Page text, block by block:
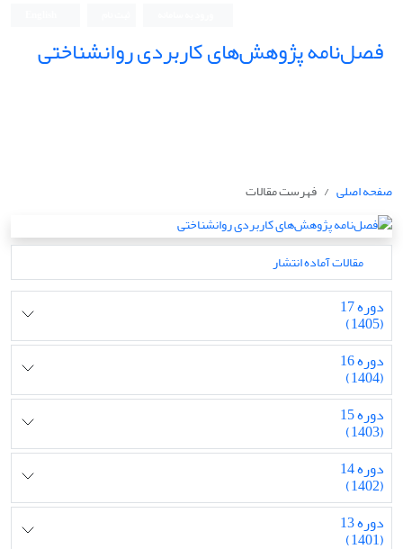
فصل‌نامه پژوهش‌های کاربردی روانشناختی
صفحه اصلی فهرست مقالات
مقالات آماده انتشار
دوره 17
(1405)
دوره 16
(1404)
دوره 15
(1403)
دوره 14
(1402)
دوره 13
(1401)